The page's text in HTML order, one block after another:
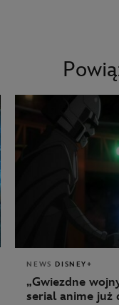
NEWS DISNEY+
„Gwiezdne
serial anime już